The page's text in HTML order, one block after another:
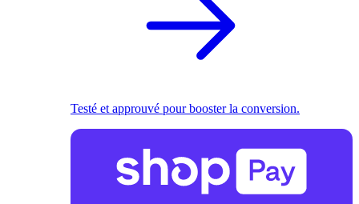
Testé et approuvé pour booster la conversion.